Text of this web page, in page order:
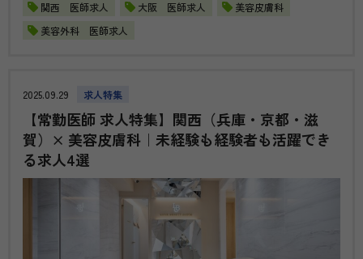
【梅田】藤井クリニック…
関西 医師求人 大阪 医師求人
美容皮膚科
美容外科 医師求人
2025.09.29 求人特集
【常勤医師 求人特集】関西（兵庫・京都・滋
賀）× 美容皮膚科｜未経験も経験者も活躍でき
る求人4選